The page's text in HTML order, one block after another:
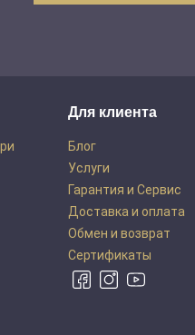
Для клиента
Блог
Услуги
Гарантия и Сервис
Доставка и оплата
Обмен и возврат
Сертификаты